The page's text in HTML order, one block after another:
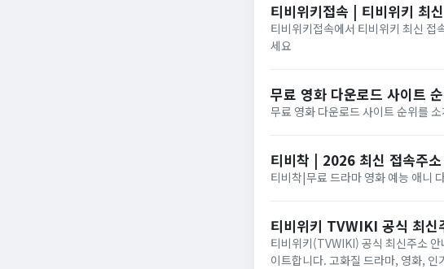
티비위키접속 | 티비위키 최
티비위키접속에서 티비위키 최신
세요
무료 영화 다운로드 사이트
무료 영화 다운로드 사이트 순위를
티비착 | 2026 최신 접속주소
티비착|무료 드라마 영화 예능 애니
티비위키 TVWIKI 공식 최신
티비위키(TVWIKI) 공식 최신주소
이트합니다. 고화질 드라마, 영화,